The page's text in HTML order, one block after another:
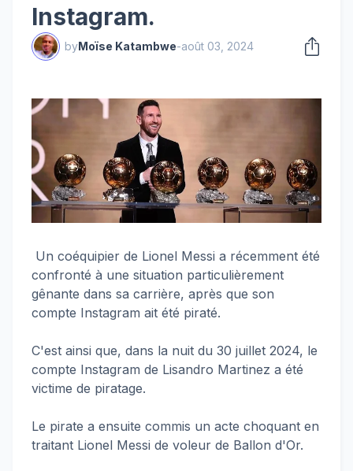
Instagram.
byMoïse Katambwe-août 03, 2024
Un coéquipier de Lionel Messi a récemment été
confronté à une situation particulièrement
gênante dans sa carrière, après que son
compte Instagram ait été piraté.
C'est ainsi que, dans la nuit du 30 juillet 2024, le
compte Instagram de Lisandro Martinez a été
victime de piratage.
Le pirate a ensuite commis un acte choquant en
traitant Lionel Messi de voleur de Ballon d'Or.